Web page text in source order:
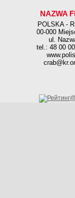
NAZWA
POLSKA -
00-000
ul.
tel.: 48 00